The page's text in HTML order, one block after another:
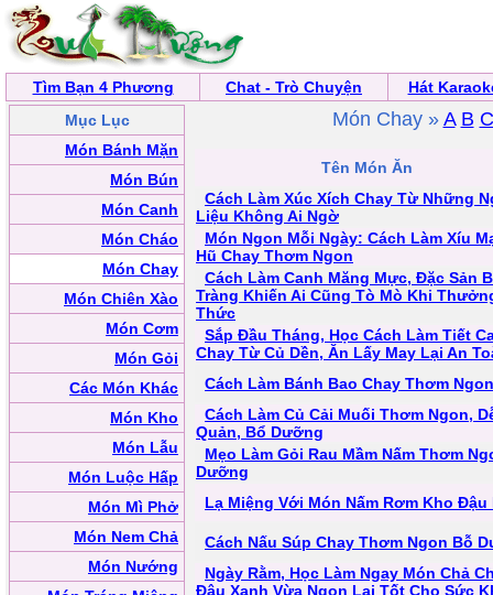
Tìm Bạn 4 Phương Chat - Trò Chuyện
Hát
Mục Lục
Món Bánh Mặn
Món Bún
Món Canh
Món Cháo
Món Chay
Món Chiên Xào
Món Cơm
Món Gỏi
Các Món Khác
Món Kho
Món Lẫu
Món Luộc Hấp
Món Mì Phở
Món Nem Chả
Món Nướng
Món Chay » A B C
Tên Món Ăn
Cách Làm Xúc Xích Chay Từ Những
Liệu Không Ai Ngờ
Món Ngon Mỗi Ngày: Cách Làm Xíu
Hũ Chay Thơm Ngon
Cách Làm Canh Măng Mực, Đặc Sản
Tràng Khiến Ai Cũng Tò Mò Khi
Thức
Sắp Đầu Tháng, Học Cách Làm Tiết
Chay Từ Củ Dền, Ăn Lấy May Lại An
Cách Làm Bánh Bao Chay Thơm Ngon
Cách Làm Củ Cải Muối Thơm Ngon,
Quản, Bổ Dưỡng
Mẹo Làm Gỏi Rau Mầm Nấm Thơm
Dưỡng
Lạ Miệng Với Món Nấm Rơm Kho Đậu
Cách Nấu Súp Chay Thơm Ngon Bỗ
Ngày Rằm, Học Làm Ngay Món Chả
Đậu Xanh Vừa Ngon Lại Tốt Cho Sức